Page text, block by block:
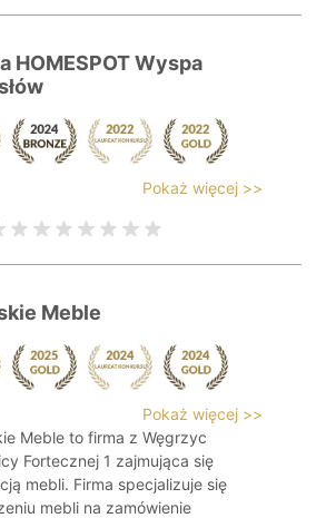
HOMESPOT Wyspa
Pokaż więcej >>
Meble
Pokaż więcej >>
Meble to firma z Węgrzyc
Fortecznej 1 zajmująca się
mebli. Firma specjalizuje się
mebli na zamówienie